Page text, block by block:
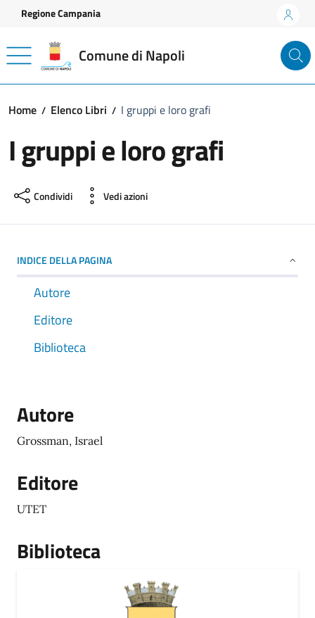
Vai ai contenuti
Vai al footer
Regione Campania
Comune di Napoli
Home Elenco Libri I gruppi e loro grafi
I gruppi e loro grafi
Condividi Vedi azioni
INDICE DELLA PAGINA
Autore
Editore
Biblioteca
Autore
Grossman, Israel
Editore
UTET
Biblioteca